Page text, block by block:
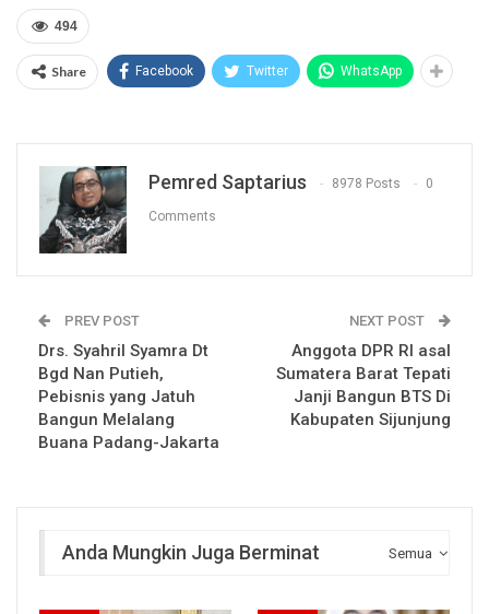
494
Share Facebook Twitter WhatsApp
Pemred Saptarius 8978 Posts 0
Comments
PREV POST
Drs. Syahril Syamra Dt
Bgd Nan Putieh,
Pebisnis yang Jatuh
Bangun Melalang
Buana Padang-Jakarta
NEXT POST
Anggota DPR RI asal
Sumatera Barat Tepati
Janji Bangun BTS Di
Kabupaten Sijunjung
Semua
Anda Mungkin Juga Berminat